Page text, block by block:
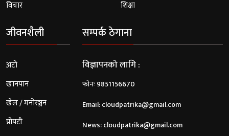
विचार
शिक्षा
जीवनशैली
अटो
खानपान
खेल / मनोरञ्जन
प्रोपटी
सम्पर्क ठेगाना
विज्ञापनको लागि :
फोनः 9851156670
Email:cloudpatrika@gmail.com
News:cloudpatrika@gmail.com